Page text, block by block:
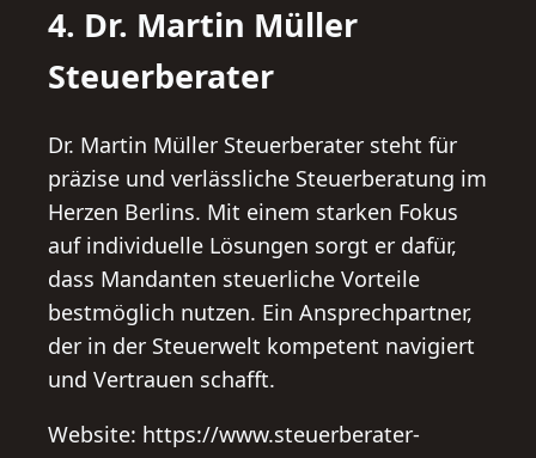
4. Dr. Martin Müller
Steuerberater
Dr. Martin Müller Steuerberater steht für
präzise und verlässliche Steuerberatung im
Herzen Berlins. Mit einem starken Fokus
auf individuelle Lösungen sorgt er dafür,
dass Mandanten steuerliche Vorteile
bestmöglich nutzen. Ein Ansprechpartner,
der in der Steuerwelt kompetent navigiert
und Vertrauen schafft.
Website: https://www.steuerberater-